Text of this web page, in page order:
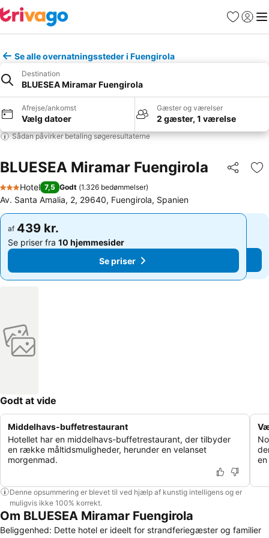
Favoritter
Log ind
Se alle overnatningssteder i Fuengirola
Destination
BLUESEA Miramar Fuengirola
Afrejse/ankomst
Vælg datoer
Gæster og værelser
2 gæster, 1 værelse
Sådan påvirker betaling søgeresultaterne
BLUESEA Miramar Fuengirola Del
3 Stjerner
Hotel 7,5 Godt (1.326 bedømmelser)
Av. Santa Amalia, 2, 29640, Fuengirola, Spanien
af 439 kr.
Se priser fra 10 hjemmesider
Se priser
af 439 kr.
Se priser fra 10 hjemmesider
Se priser
Godt at vide
Middelhavs-buffetrestaurant
Hotellet har en middelhavs-buffetrestaurant, der tilbyder
en række måltidsmuligheder, herunder en velanset
morgenmad.
Denne opsummering er blevet til ved hjælp af kunstig intelligens og er
muligvis ikke 100% korrekt.
Om BLUESEA Miramar Fuengirola
Beliggenhed: Dette hotel er ideelt for strandferiegæster og familier